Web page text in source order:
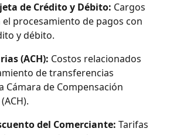
de Crédito y Débito: Cargos
procesamiento de pagos con
y débito.
(ACH): Costos relacionados
de transferencias
Cámara de Compensación
del Comerciante: Tarifas